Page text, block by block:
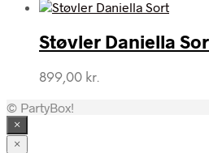
Støvler Daniella
899,00 kr.
© PartyBox!
×
×